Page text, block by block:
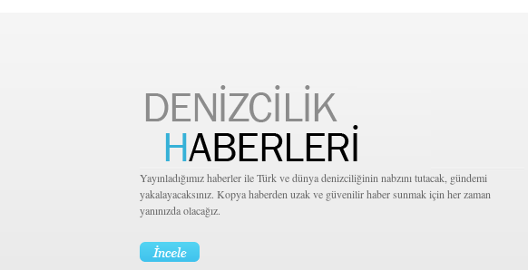
Yayınladığımız haberler ile Türk ve dünya denizciliğinin nabzını tutacak, gündemi
yakalayacaksınız. Kopya haberden uzak ve güvenilir haber sunmak için her zaman